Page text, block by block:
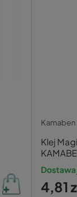
Kamaben
Klej
4,81